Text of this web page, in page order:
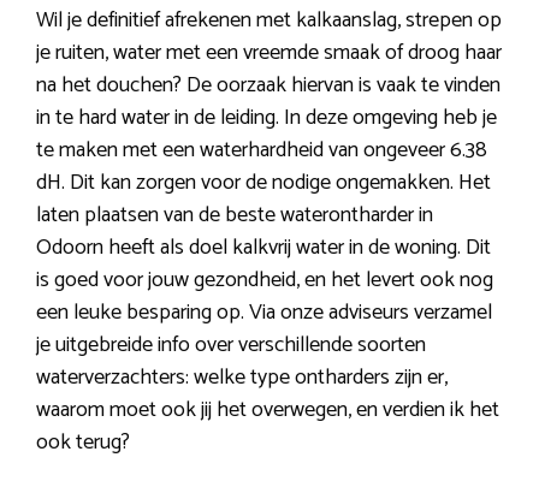
Wil je definitief afrekenen met kalkaanslag, strepen op
je ruiten, water met een vreemde smaak of droog haar
na het douchen? De oorzaak hiervan is vaak te vinden
in te hard water in de leiding. In deze omgeving heb je
te maken met een waterhardheid van ongeveer 6.38
dH. Dit kan zorgen voor de nodige ongemakken. Het
laten plaatsen van de beste waterontharder in
Odoorn heeft als doel kalkvrij water in de woning. Dit
is goed voor jouw gezondheid, en het levert ook nog
een leuke besparing op. Via onze adviseurs verzamel
je uitgebreide info over verschillende soorten
waterverzachters: welke type ontharders zijn er,
waarom moet ook jij het overwegen, en verdien ik het
ook terug?